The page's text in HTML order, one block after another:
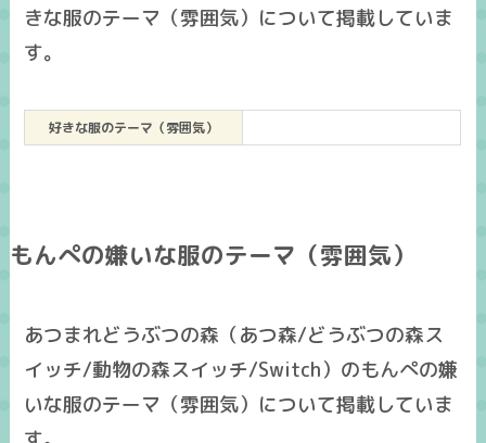
きな服のテーマ（雰囲気）について掲載していま
す。
好きな服のテーマ（雰囲気）
もんぺの嫌いな服のテーマ（雰囲気）
あつまれどうぶつの森（あつ森/どうぶつの森ス
イッチ/動物の森スイッチ/Switch）のもんぺの嫌
いな服のテーマ（雰囲気）について掲載していま